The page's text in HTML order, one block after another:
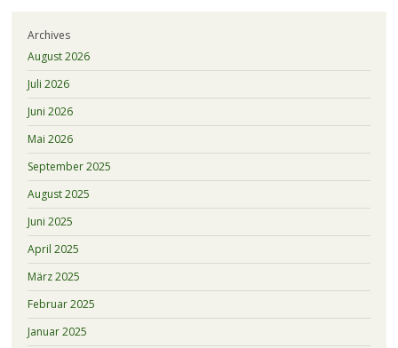
Archives
August 2026
Juli 2026
Juni 2026
Mai 2026
September 2025
August 2025
Juni 2025
April 2025
März 2025
Februar 2025
Januar 2025